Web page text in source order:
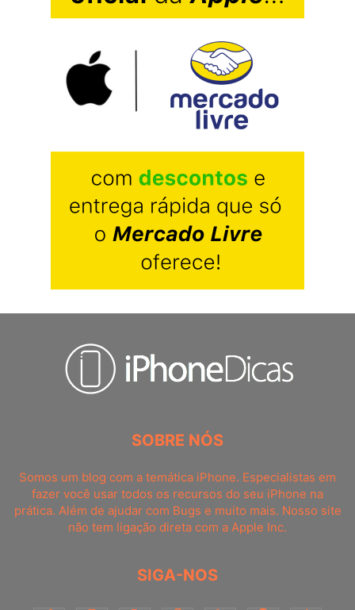
SOBRE NÓS
Somos um blog com a temática iPhone. Especialistas em
fazer você usar todos os recursos do seu iPhone na
prática. Além de ajudar com Bugs e muito mais. Nosso site
não tem ligação direta com a Apple Inc.
SIGA-NOS